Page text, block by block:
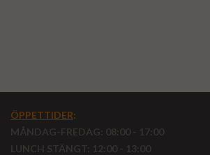
ÖPPETTIDER:
MÅNDAG-FREDAG: 08:00 - 17:00
LUNCH STÄNGT: 12:00 - 13:00